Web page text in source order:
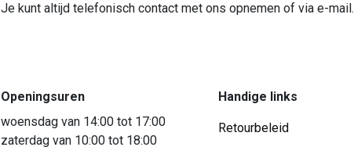
Je kunt altijd telefonisch contact met ons opnemen of via e-mail.
Openingsuren
woensdag van 14:00 tot 17:00
zaterdag van 10:00 tot 18:00
Handige links
Retourbeleid